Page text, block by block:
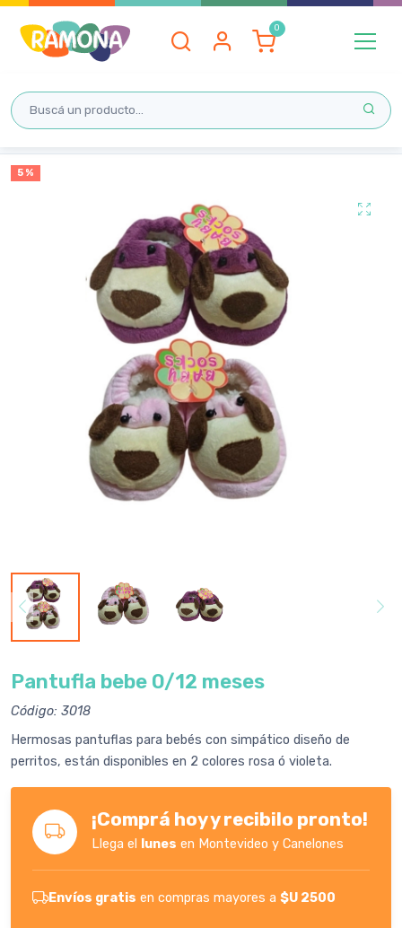
5 %
Pantufla bebe 0/12 meses
Código: 3018
Hermosas pantuflas para bebés con simpático diseño de
perritos, están disponibles en 2 colores rosa ó violeta.
¡Comprá hoy y recibilo pronto!
Llega el lunes en Montevideo y Canelones
Envíos gratis en compras mayores a $U 2500